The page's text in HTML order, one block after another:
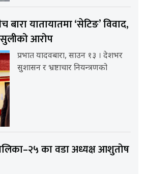
यातायातमा ‘सेटिङ’ विवाद,
आरोप
प्रभात यादवबारा, साउन १३ । देशभर
सुशासन र भ्रष्टाचार नियन्त्रणको
का वडा अध्यक्ष आशुतोष